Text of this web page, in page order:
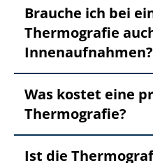
Brauche ich bei
Thermografie
Innenaufnahmen?
Was kostet eine
Thermografie?
Ist die